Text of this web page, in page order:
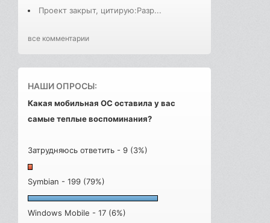
Проект закрыт, цитирую:Разр...
все комментарии
НАШИ ОПРОСЫ:
Какая мобильная ОС оставила у вас
самые теплые воспоминания?
Затрудняюсь ответить - 9 (3%)
Symbian - 199 (79%)
Windows Mobile - 17 (6%)